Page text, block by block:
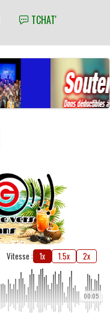
TCHAT'
Vitesse : 1x 1.5x 2x
00:05